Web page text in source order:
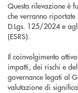
Questa rilevazione è
che verranno riportate
D.Lgs. 125/2024 e
(ESRS).
Il coinvolgimento
impatti, dei rischi e
governance legati al
valutazione di